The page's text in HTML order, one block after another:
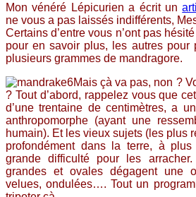
Mon vénéré Lépicurien a écrit un
ne vous a pas laissés indifférents,
Certains d’entre vous n’ont pas
pour en savoir plus, les autres pour
plusieurs grammes de mandragore.
Mais çà va pas, non ?
? Tout d’abord, rappelez vous que
d’une trentaine de centimètres, a
anthropomorphe (ayant une
humain). Et les vieux sujets (les plus
profondément dans la terre, à plus
grande difficulté pour les
grandes et ovales dégagent une
velues, ondulées…. Tout un